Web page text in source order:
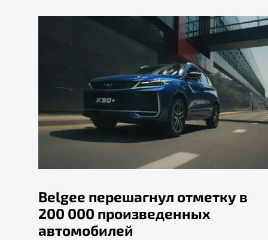
Belgee перешагнул отметку в
200 000 произведенных
автомобилей